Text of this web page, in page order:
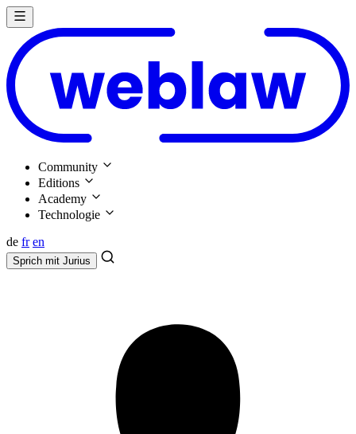
Community
Editions
Academy
Technologie
de fr en
Sprich mit Jurius